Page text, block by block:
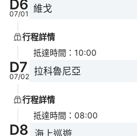
D6
07/01 維戈
行程詳情
抵達時間 ： 10:00
D7
07/02 拉科魯尼亞
行程詳情
抵達時間 ： 08:00
D8 海上巡遊